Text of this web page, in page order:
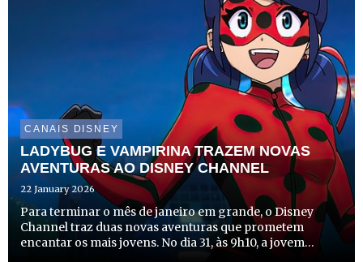
CANAIS DISNEY
LADYBUG E VAMPIRINA TRAZEM NOVAS
AVENTURAS AO DISNEY CHANNEL
22 January 2026
Para terminar o mês de janeiro em grande, o Disney
Channel traz duas novas aventuras que prometem
encantar os mais jovens. No dia 31, às 9h10, a jovem